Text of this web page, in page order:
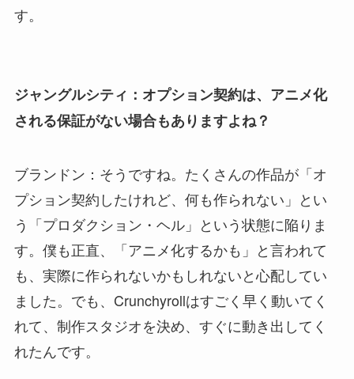
す。
ジャングルシティ：オプション契約は、アニメ化
される保証がない場合もありますよね？
ブランドン：そうですね。たくさんの作品が「オ
プション契約したけれど、何も作られない」とい
う「プロダクション・ヘル」という状態に陥りま
す。僕も正直、「アニメ化するかも」と言われて
も、実際に作られないかもしれないと心配してい
ました。でも、Crunchyrollはすごく早く動いてく
れて、制作スタジオを決め、すぐに動き出してく
れたんです。